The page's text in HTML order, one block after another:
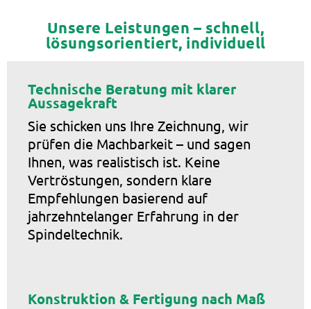
Unsere Leistungen – schnell,
lösungsorientiert, individuell
Technische Beratung mit klarer
Aussagekraft
Sie schicken uns Ihre Zeichnung, wir
prüfen die Machbarkeit – und sagen
Ihnen, was realistisch ist. Keine
Vertröstungen, sondern klare
Empfehlungen basierend auf
jahrzehntelanger Erfahrung in der
Spindeltechnik.
Konstruktion & Fertigung nach Maß